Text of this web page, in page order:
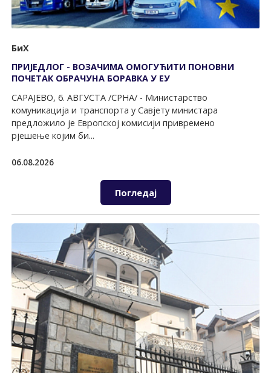
БиХ
ПРИЈЕДЛОГ - ВОЗАЧИМА ОМОГУЋИТИ ПОНОВНИ
ПОЧЕТАК ОБРАЧУНА БОРАВКА У ЕУ
САРАЈЕВО, 6. АВГУСTА /СРНА/ - Министарство
комуникација и транспорта у Савјету министара
предложило је Европској комисији привремено
рјешење којим би...
06.08.2026
Погледај